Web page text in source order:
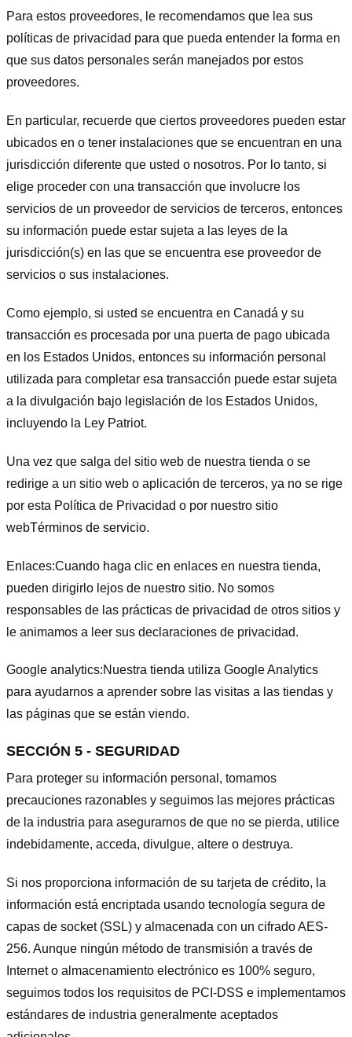
Para estos proveedores, le recomendamos que lea sus
políticas de privacidad para que pueda entender la forma en
que sus datos personales serán manejados por estos
proveedores.
En particular, recuerde que ciertos proveedores pueden estar
ubicados en o tener instalaciones que se encuentran en una
jurisdicción diferente que usted o nosotros. Por lo tanto, si
elige proceder con una transacción que involucre los
servicios de un proveedor de servicios de terceros, entonces
su información puede estar sujeta a las leyes de la
jurisdicción(s) en las que se encuentra ese proveedor de
servicios o sus instalaciones.
Como ejemplo, si usted se encuentra en Canadá y su
transacción es procesada por una puerta de pago ubicada
en los Estados Unidos, entonces su información personal
utilizada para completar esa transacción puede estar sujeta
a la divulgación bajo legislación de los Estados Unidos,
incluyendo la Ley Patriot.
Una vez que salga del sitio web de nuestra tienda o se
redirige a un sitio web o aplicación de terceros, ya no se rige
por esta Política de Privacidad o por nuestro sitio
webTérminos de servicio.
Enlaces:Cuando haga clic en enlaces en nuestra tienda,
pueden dirigirlo lejos de nuestro sitio. No somos
responsables de las prácticas de privacidad de otros sitios y
le animamos a leer sus declaraciones de privacidad.
Google analytics:Nuestra tienda utiliza Google Analytics
para ayudarnos a aprender sobre las visitas a las tiendas y
las páginas que se están viendo.
SECCIÓN 5 - SEGURIDAD
Para proteger su información personal, tomamos
precauciones razonables y seguimos las mejores prácticas
de la industria para asegurarnos de que no se pierda, utilice
indebidamente, acceda, divulgue, altere o destruya.
Si nos proporciona información de su tarjeta de crédito, la
información está encriptada usando tecnología segura de
capas de socket (SSL) y almacenada con un cifrado AES-
256. Aunque ningún método de transmisión a través de
Internet o almacenamiento electrónico es 100% seguro,
seguimos todos los requisitos de PCI-DSS e implementamos
estándares de industria generalmente aceptados